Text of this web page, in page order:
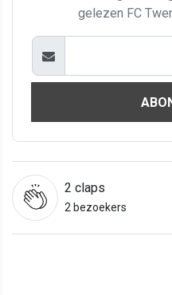
gelezen FC
2 claps
2 bezoekers